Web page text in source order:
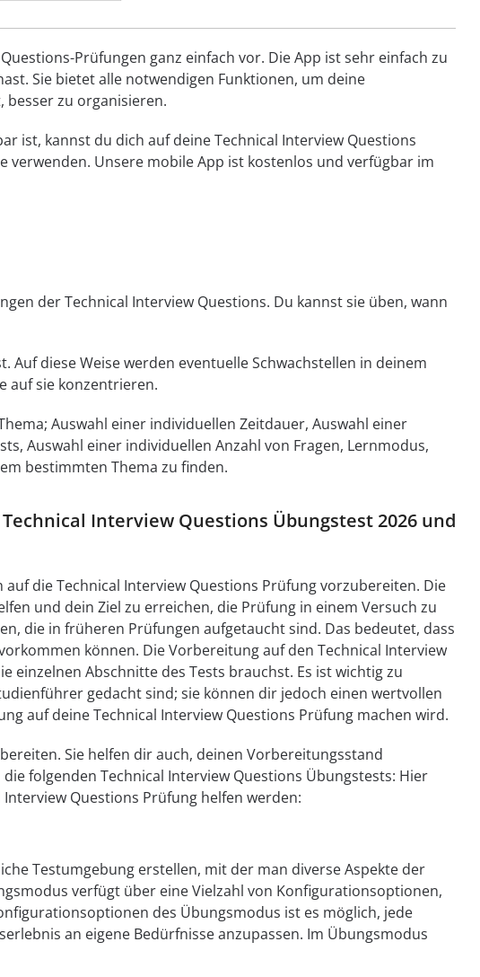
Prüfungen ganz einfach vor. Die App ist sehr einfach zu
Sie bietet alle notwendigen Funktionen, um deine
zu organisieren.
ist, kannst du dich auf deine Technical Interview Questions
Unsere mobile App ist kostenlos und verfügbar im
der Technical Interview Questions. Du kannst sie üben, wann
diese Weise werden eventuelle Schwachstellen in deinem
auf sie konzentrieren.
Auswahl einer individuellen Zeitdauer, Auswahl einer
Auswahl einer individuellen Anzahl von Fragen, Lernmodus,
bestimmten Thema zu finden.
Interview Questions Übungstest 2026 und
die Technical Interview Questions Prüfung vorzubereiten. Die
und dein Ziel zu erreichen, die Prüfung in einem Versuch zu
die in früheren Prüfungen aufgetaucht sind. Das bedeutet, dass
können. Die Vorbereitung auf den Technical Interview
einzelnen Abschnitte des Tests brauchst. Es ist wichtig zu
gedacht sind; sie können dir jedoch einen wertvollen
auf deine Technical Interview Questions Prüfung machen wird.
Sie helfen dir auch, deinen Vorbereitungsstand
folgenden Technical Interview Questions Übungstests: Hier
Questions Prüfung helfen werden:
Testumgebung erstellen, mit der man diverse Aspekte der
verfügt über eine Vielzahl von Konfigurationsoptionen,
des Übungsmodus ist es möglich, jede
an eigene Bedürfnisse anzupassen. Im Übungsmodus